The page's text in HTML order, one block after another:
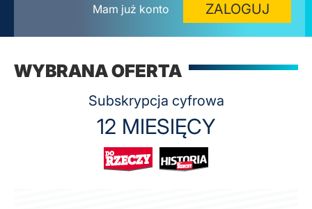
Mam już konto ZALOGUJ
WYBRANA OFERTA
Subskrypcja cyfrowa
12 MIESIĘCY